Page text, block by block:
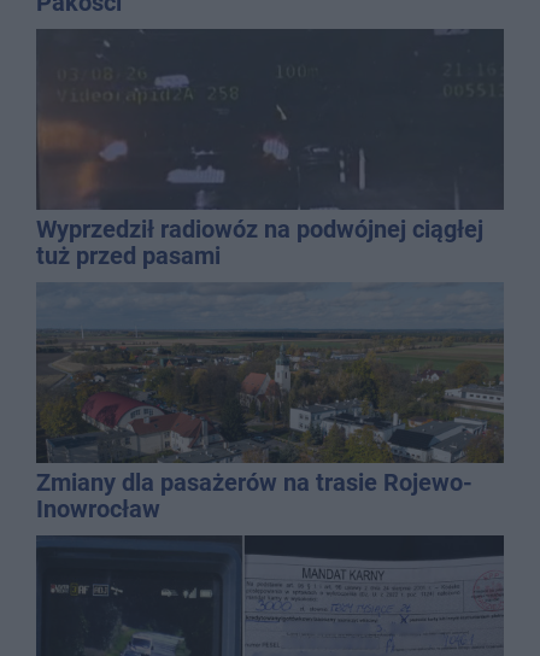
Wyprzedził radiowóz na podwójnej ciągłej
tuż przed pasami
Zmiany dla pasażerów na trasie Rojewo-
Inowrocław